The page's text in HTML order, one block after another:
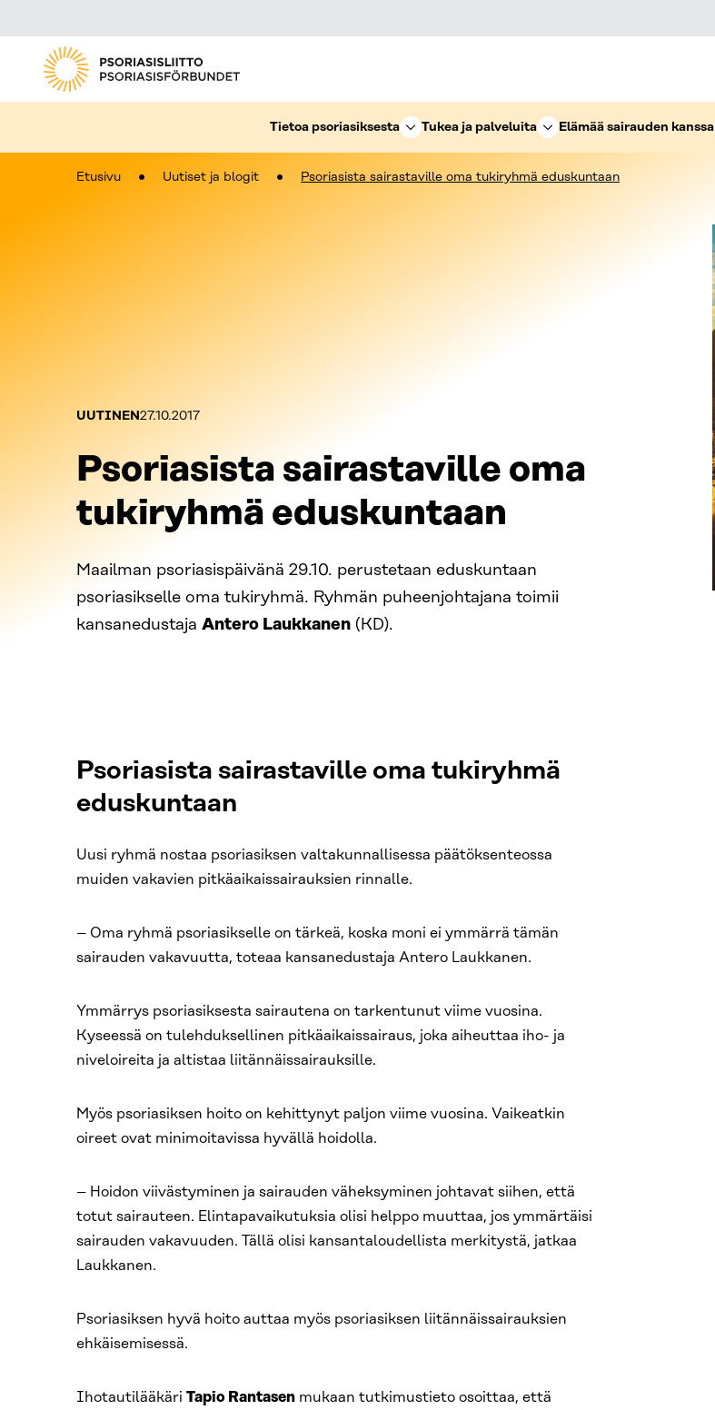
Tietoa psoriasiksesta Tukea ja palveluita Elämää sairauden kanssa
Etusivu Uutiset ja blogit Psoriasista sairastaville oma tukiryhmä eduskuntaan
Kategoriat:
UUTINENJulkaistu:
27.10.2017
Psoriasista sairastaville oma
tukiryhmä eduskuntaan
Maailman psoriasispäivänä 29.10. perustetaan eduskuntaan
psoriasikselle oma tukiryhmä. Ryhmän puheenjohtajana toimii
kansanedustaja Antero Laukkanen (KD).
Psoriasista sairastaville oma tukiryhmä
eduskuntaan
Uusi ryhmä nostaa psoriasiksen valtakunnallisessa päätöksenteossa
muiden vakavien pitkäaikaissairauksien rinnalle.
– Oma ryhmä psoriasikselle on tärkeä, koska moni ei ymmärrä tämän
sairauden vakavuutta, toteaa kansanedustaja Antero Laukkanen.
Ymmärrys psoriasiksesta sairautena on tarkentunut viime vuosina.
Kyseessä on tulehduksellinen pitkäaikaissairaus, joka aiheuttaa iho- ja
niveloireita ja altistaa liitännäissairauksille.
Myös psoriasiksen hoito on kehittynyt paljon viime vuosina. Vaikeatkin
oireet ovat minimoitavissa hyvällä hoidolla.
– Hoidon viivästyminen ja sairauden väheksyminen johtavat siihen, että
totut sairauteen. Elintapavaikutuksia olisi helppo muuttaa, jos ymmärtäisi
sairauden vakavuuden. Tällä olisi kansantaloudellista merkitystä, jatkaa
Laukkanen.
Psoriasiksen hyvä hoito auttaa myös psoriasiksen liitännäissairauksien
ehkäisemisessä.
Ihotautilääkäri Tapio Rantasen mukaan tutkimustieto osoittaa, että